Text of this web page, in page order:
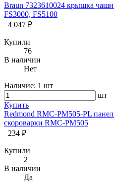
Braun 7323610024 крышка чаши
FS3000, FS5100
4 047 ₽
Купили
76
В наличии
Нет
Наличие: 1 шт
шт
Купить
Redmond RMC-PM505-PL
скороварки RMC-PM505
234 ₽
Купили
2
В наличии
Да